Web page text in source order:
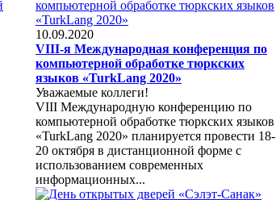
10.09.2020
VIII-я Международная конференция по
компьютерной обработке тюркских
языков «TurkLang 2020»
Уважаемые коллеги!
VIII Международную конференцию по
компьютерной обработке тюркских языков
«TurkLang 2020» планируется провести 18-
20 октября в дистанционной форме с
использованием современных
информационных...